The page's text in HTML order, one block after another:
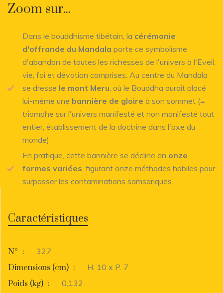
Zoom sur...
Dans le bouddhisme tibétain, la cérémonie
d'offrande du Mandala porte ce symbolisme
d'abandon de toutes les richesses de l'univers à l'Eveil,
vie, foi et dévotion comprises. Au centre du Mandala
se dresse le mont Meru , où le Bouddha aurait placé
lui-même une bannière de gloire à son sommet (=
triomphe sur l'univers manifesté et non manifesté tout
entier, établissement de la doctrine dans l'axe du
monde)
En pratique, cette bannière se décline en onze
formes variées , figurant onze méthodes habiles pour
surpasser les contaminations samsariques.
Caractéristiques
N° :
327
Dimensions (cm) :
H. 10 x P. 7
Poids (kg) :
0,132